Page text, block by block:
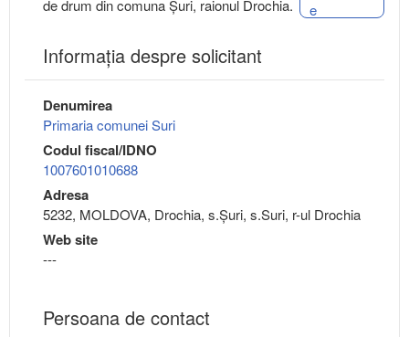
de drum din comuna Șuri, raionul Drochia. e
Informaţia despre solicitant
Denumirea
Primaria comunei Suri
Codul fiscal/IDNO
1007601010688
Adresa
5232, MOLDOVA, Drochia, s.Şuri, s.Suri, r-ul Drochia
Web site
---
Persoana de contact